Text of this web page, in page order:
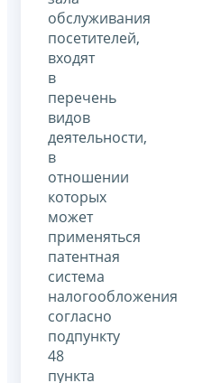
обслуживания
посетителей,
входят
в
перечень
видов
деятельности,
в
отношении
которых
может
применяться
патентная
система
налогообложения
согласно
подпункту
48
пункта